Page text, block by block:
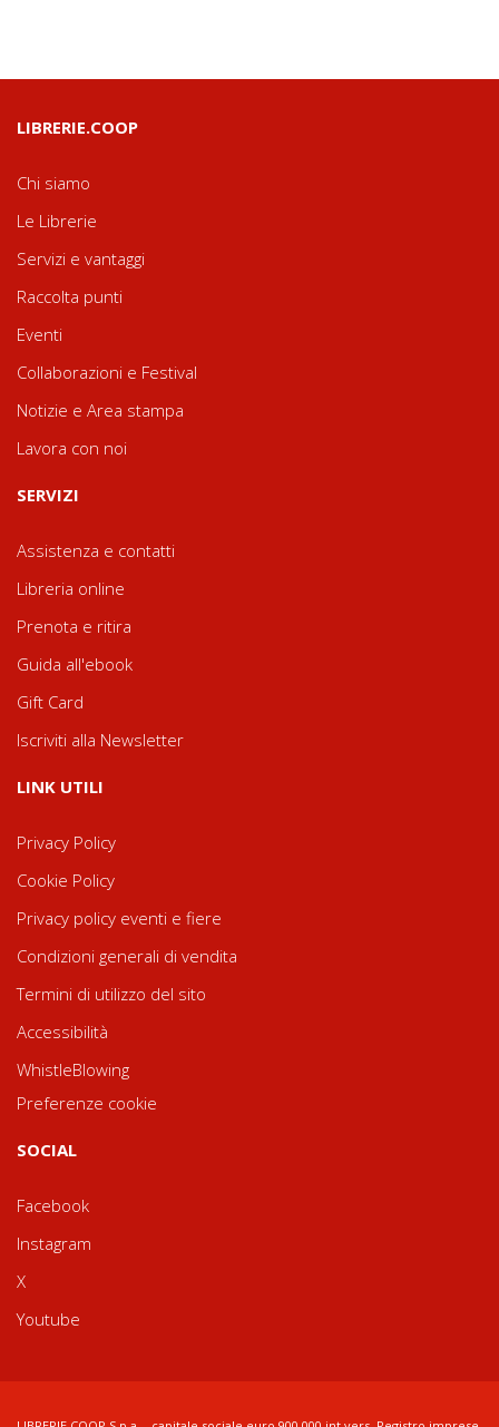
LIBRERIE.COOP
Chi siamo
Le Librerie
Servizi e vantaggi
Raccolta punti
Eventi
Collaborazioni e Festival
Notizie e Area stampa
Lavora con noi
SERVIZI
Assistenza e contatti
Libreria online
Prenota e ritira
Guida all'ebook
Gift Card
Iscriviti alla Newsletter
LINK UTILI
Privacy Policy
Cookie Policy
Privacy policy eventi e fiere
Condizioni generali di vendita
Termini di utilizzo del sito
Accessibilità
WhistleBlowing
Preferenze cookie
SOCIAL
Facebook
Instagram
X
Youtube